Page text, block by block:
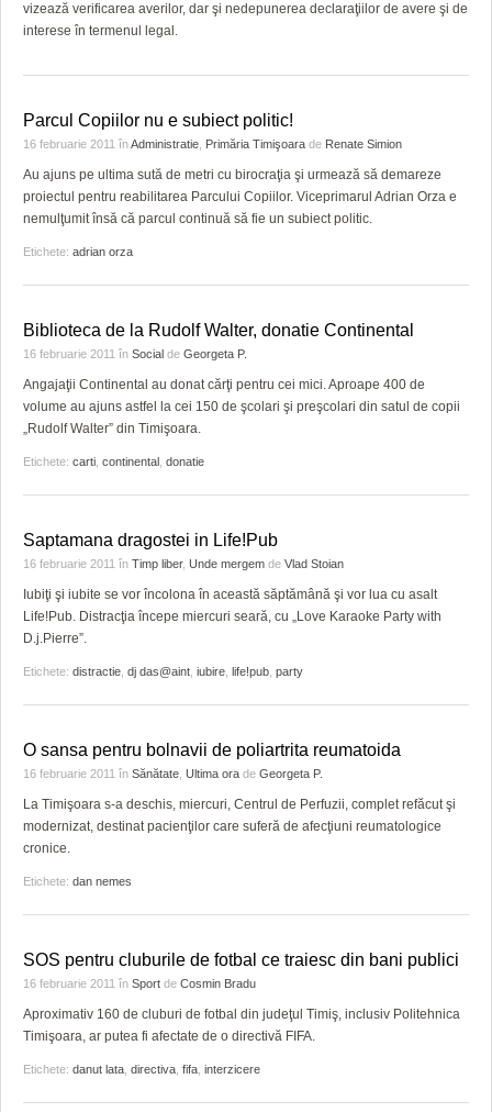
vizează verificarea averilor, dar şi nedepunerea declaraţiilor de avere şi de
interese în termenul legal.
Parcul Copiilor nu e subiect politic!
16 februarie 2011 înAdministratie Primăria Timişoara de Renate Simion
Au ajuns pe ultima sută de metri cu birocraţia şi urmează să demareze
proiectul pentru reabilitarea Parcului Copiilor. Viceprimarul Adrian Orza e
nemulţumit însă că parcul continuă să fie un subiect politic.
Etichete: adrian orza
Biblioteca de la Rudolf Walter, donatie Continental
16 februarie 2011 în Social de Georgeta P.
Angajaţii Continental au donat cărţi pentru cei mici. Aproape 400 de
volume au ajuns astfel la cei 150 de şcolari şi preşcolari din satul de copii
„Rudolf Walter” din Timişoara.
Etichete: carti continental donatie
Saptamana dragostei in Life!Pub
16 februarie 2011 în Timp liber, Unde mergem de Vlad Stoian
Iubiţi şi iubite se vor încolona în această săptămână şi vor lua cu asalt
Life!Pub. Distracţia începe miercuri seară, cu „Love Karaoke Party with
D.j.Pierre”.
Etichete: distractie dj das@aint iubire life!pub party
O sansa pentru bolnavii de poliartrita reumatoida
16 februarie 2011 în Sănătate Ultima ora de Georgeta P.
La Timişoara s-a deschis, miercuri, Centrul de Perfuzii, complet refăcut şi
modernizat, destinat pacienţilor care suferă de afecţiuni reumatologice
cronice.
Etichete: dan nemes
SOS pentru cluburile de fotbal ce traiesc din bani publici
16 februarie 2011 în Sport de Cosmin Bradu
Aproximativ 160 de cluburi de fotbal din judeţul Timiş, inclusiv Politehnica
Timişoara, ar putea fi afectate de o directivă FIFA.
Etichete: danut lata directiva fifa interzicere